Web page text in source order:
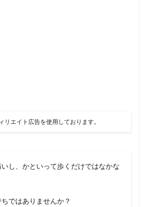
リエイト広告を使用しております。
いし、かといって歩くだけではなかな
ではありませんか？